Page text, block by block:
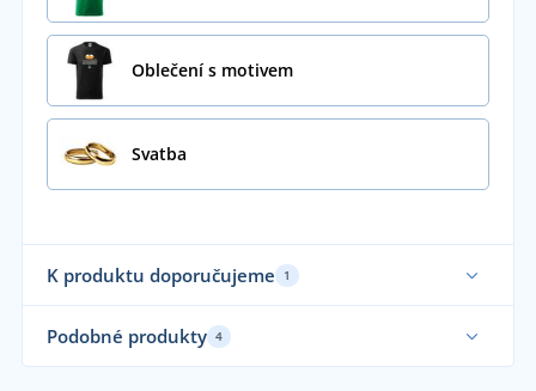
Oblečení s motivem
Svatba
K produktu doporučujeme 1
Podobné produkty 4